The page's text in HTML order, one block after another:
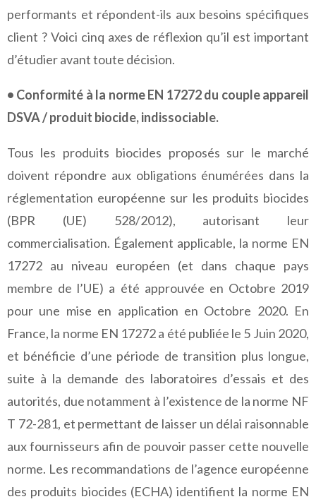
performants et répondent-ils aux besoins spécifiques
client ? Voici cinq axes de réflexion qu’il est important
d’étudier avant toute décision.
• Conformité à la norme EN 17272 du couple appareil
DSVA / produit biocide, indissociable.
Tous les produits biocides proposés sur le marché
doivent répondre aux obligations énumérées dans la
réglementation européenne sur les produits biocides
(BPR (UE) 528/2012), autorisant leur
commercialisation. Également applicable, la norme EN
17272 au niveau européen (et dans chaque pays
membre de l’UE) a été approuvée en Octobre 2019
pour une mise en application en Octobre 2020. En
France, la norme EN 17272 a été publiée le 5 Juin 2020,
et bénéficie d’une période de transition plus longue,
suite à la demande des laboratoires d’essais et des
autorités, due notamment à l’existence de la norme NF
T 72-281, et permettant de laisser un délai raisonnable
aux fournisseurs afin de pouvoir passer cette nouvelle
norme. Les recommandations de l’agence européenne
des produits biocides (ECHA) identifient la norme EN